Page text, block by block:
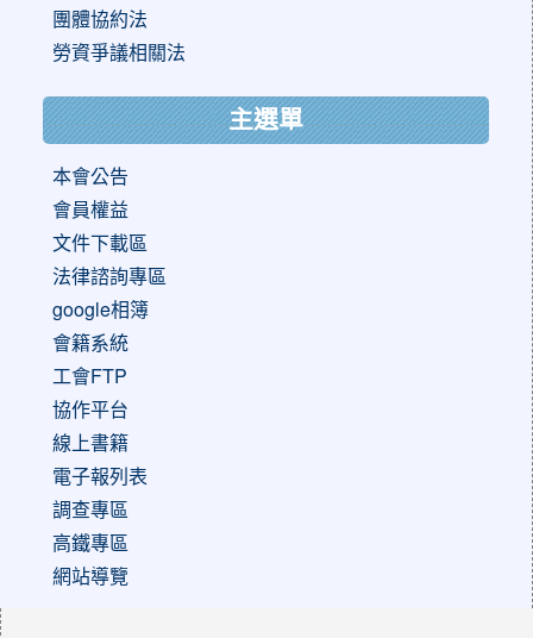
團體協約法
勞資爭議相關法
主選單
本會公告
會員權益
文件下載區
法律諮詢專區
google相簿
會籍系統
工會FTP
協作平台
線上書籍
電子報列表
調查專區
高鐵專區
網站導覽